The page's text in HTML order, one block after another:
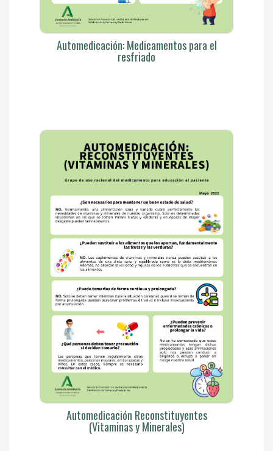
Automedicación: Medicamentos para el
resfriado
Automedicación Reconstituyentes
(Vitaminas y Minerales)